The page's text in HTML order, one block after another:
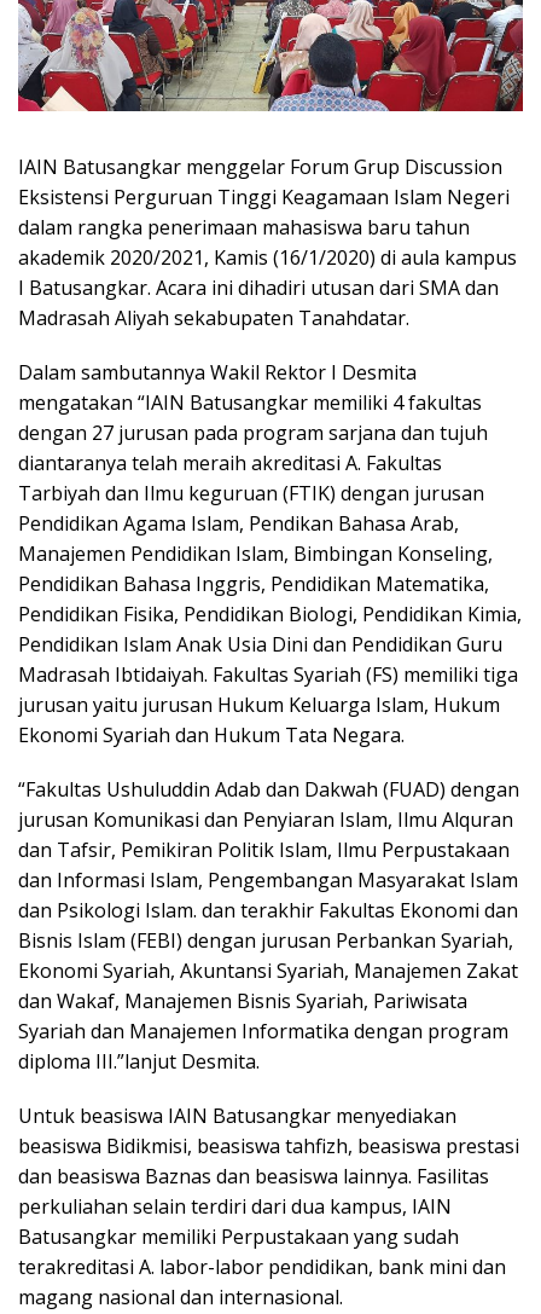
IAIN Batusangkar menggelar Forum Grup Discussion
Eksistensi Perguruan Tinggi Keagamaan Islam Negeri
dalam rangka penerimaan mahasiswa baru tahun
akademik 2020/2021, Kamis (16/1/2020) di aula kampus
I Batusangkar. Acara ini dihadiri utusan dari SMA dan
Madrasah Aliyah sekabupaten Tanahdatar.
Dalam sambutannya Wakil Rektor I Desmita
mengatakan “IAIN Batusangkar memiliki 4 fakultas
dengan 27 jurusan pada program sarjana dan tujuh
diantaranya telah meraih akreditasi A. Fakultas
Tarbiyah dan Ilmu keguruan (FTIK) dengan jurusan
Pendidikan Agama Islam, Pendikan Bahasa Arab,
Manajemen Pendidikan Islam, Bimbingan Konseling,
Pendidikan Bahasa Inggris, Pendidikan Matematika,
Pendidikan Fisika, Pendidikan Biologi, Pendidikan Kimia,
Pendidikan Islam Anak Usia Dini dan Pendidikan Guru
Madrasah Ibtidaiyah. Fakultas Syariah (FS) memiliki tiga
jurusan yaitu jurusan Hukum Keluarga Islam, Hukum
Ekonomi Syariah dan Hukum Tata Negara.
“Fakultas Ushuluddin Adab dan Dakwah (FUAD) dengan
jurusan Komunikasi dan Penyiaran Islam, Ilmu Alquran
dan Tafsir, Pemikiran Politik Islam, Ilmu Perpustakaan
dan Informasi Islam, Pengembangan Masyarakat Islam
dan Psikologi Islam. dan terakhir Fakultas Ekonomi dan
Bisnis Islam (FEBI) dengan jurusan Perbankan Syariah,
Ekonomi Syariah, Akuntansi Syariah, Manajemen Zakat
dan Wakaf, Manajemen Bisnis Syariah, Pariwisata
Syariah dan Manajemen Informatika dengan program
diploma III.”lanjut Desmita.
Untuk beasiswa IAIN Batusangkar menyediakan
beasiswa Bidikmisi, beasiswa tahfizh, beasiswa prestasi
dan beasiswa Baznas dan beasiswa lainnya. Fasilitas
perkuliahan selain terdiri dari dua kampus, IAIN
Batusangkar memiliki Perpustakaan yang sudah
terakreditasi A. labor-labor pendidikan, bank mini dan
magang nasional dan internasional.